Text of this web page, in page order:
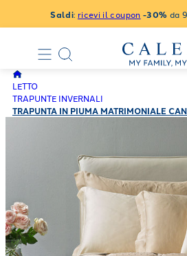
Saldi: ricevi il coupon -30% da
LETTO
TRAPUNTE INVERNALI
TRAPUNTA IN PIUMA MATRIMONIALE